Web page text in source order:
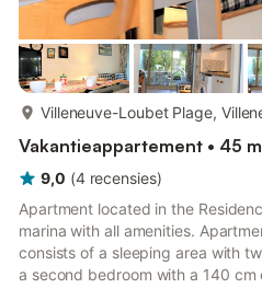
Villeneuve-Loubet Plage,
Vakantieappartement • 45
9,0 (4 recensies)
Apartment located in the
marina with all amenities.
consists of a sleeping area with
a second bedroom with a 140